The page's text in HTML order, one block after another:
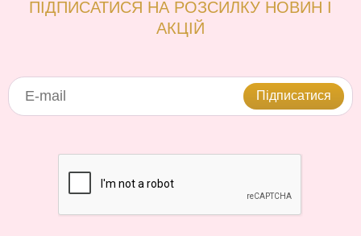
ПІДПИСАТИСЯ НА РОЗСИЛКУ НОВИН І
АКЦІЙ
Підписатися